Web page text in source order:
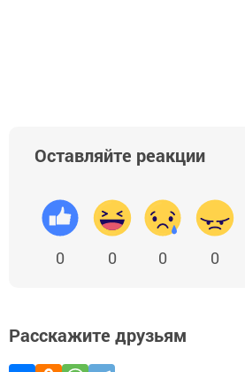
Оставляйте реакции
0 0 0 0
Расскажите друзьям